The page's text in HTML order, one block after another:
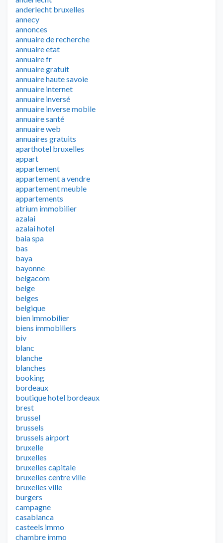
anderlecht bruxelles
annecy
annonces
annuaire de recherche
annuaire etat
annuaire fr
annuaire gratuit
annuaire haute savoie
annuaire internet
annuaire inversé
annuaire inverse mobile
annuaire santé
annuaire web
annuaires gratuits
aparthotel bruxelles
appart
appartement
appartement a vendre
appartement meuble
appartements
atrium immobilier
azalai
azalai hotel
baia spa
bas
baya
bayonne
belgacom
belge
belges
belgique
bien immobilier
biens immobiliers
biv
blanc
blanche
blanches
booking
bordeaux
boutique hotel bordeaux
brest
brussel
brussels
brussels airport
bruxelle
bruxelles
bruxelles capitale
bruxelles centre ville
bruxelles ville
burgers
campagne
casablanca
casteels immo
chambre immo